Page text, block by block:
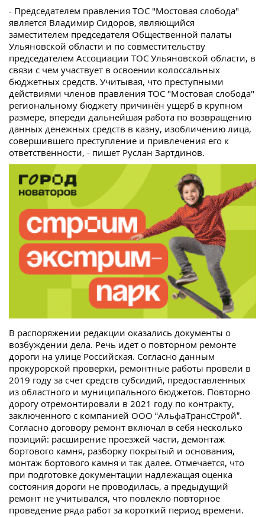
- Председателем правления ТОС "Мостовая слобода"
является Владимир Сидоров, являющийся
заместителем председателя Общественной палаты
Ульяновской области и по совместительству
председателем Ассоциации ТОС Ульяновской области, в
связи с чем участвует в освоении колоссальных
бюджетных средств. Учитывая, что преступными
действиями членов правления ТОС "Мостовая слобода"
региональному бюджету причинён ущерб в крупном
размере, впереди дальнейшая работа по возвращению
данных денежных средств в казну, изобличению лица,
совершившего преступление и привлечения его к
ответственности, - пишет Руслан Зартдинов.
В распоряжении редакции оказались документы о
возбуждении дела. Речь идет о повторном ремонте
дороги на улице Российская. Согласно данным
прокурорской проверки, ремонтные работы провели в
2019 году за счет средств субсидий, предоставленных
из областного и муниципального бюджетов. Повторно
дорогу отремонтировали в 2021 году по контракту,
заключенного с компанией ООО “АльфаТрансСтрой”.
Согласно договору ремонт включал в себя несколько
позиций: расширение проезжей части, демонтаж
бортового камня, разборку покрытый и основания,
монтаж бортового камня и так далее. Отмечается, что
при подготовке документации надлежащая оценка
состояния дороги не проводилась, а предыдущий
ремонт не учитывался, что повлекло повторное
проведение ряда работ за короткий период времени.